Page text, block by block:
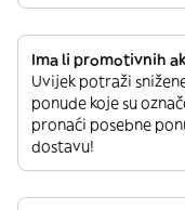
Ima li promotivnih
Uvijek potraži
ponude koje su
pronaći posebne
dostavu!